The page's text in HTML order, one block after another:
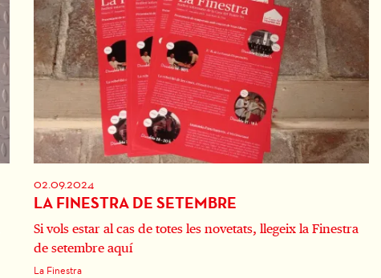
02.09.2024
LA FINESTRA DE SETEMBRE
Si vols estar al cas de totes les novetats, llegeix la Finestra
de setembre aquí
La Finestra